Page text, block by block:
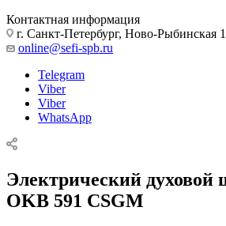
Контактная информация
г. Санкт-Петербург, Ново-Рыбинская
online@sefi-spb.ru
Telegram
Viber
Viber
WhatsApp
Электрический
OKB 591 CSGM